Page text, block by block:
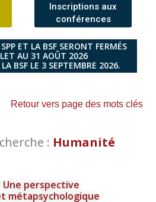
Inscriptions aux
conférences
ET LA BSF SERONT FERMÉS
AU 31 AOÛT 2026
BSF LE 3 SEPTEMBRE 2026.
Retour vers page des mots clés
: Humanité
Une perspective
métapsychologique